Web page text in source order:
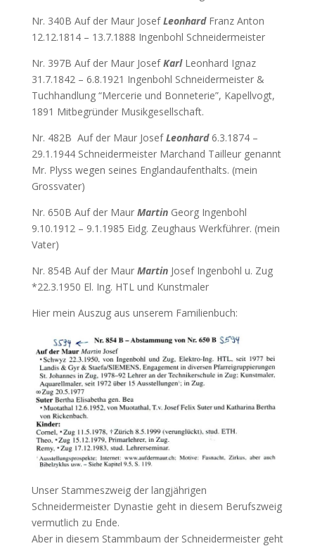
Nr. 340B Auf der Maur JosefLeonhardFranz Anton
12.12.1814 – 13.7.1888 Ingenbohl Schneidermeister
Nr. 397B Auf der Maur JosefKarlLeonhard Ignaz
31.7.1842 – 6.8.1921 Ingenbohl Schneidermeister &
Tuchhandlung “Mercerie und Bonneterie”, Kapellvogt,
1891 Mitbegründer Musikgesellschaft.
Nr. 482B Auf der Maur JosefLeonhard6.3.1874 –
29.1.1944 Schneidermeister Marchand Tailleur genannt
Mr. Plyss wegen seines Englandaufenthalts. (mein
Grossvater)
Nr. 650B Auf der Maur MartinGeorg Ingenbohl
9.10.1912 – 9.1.1985 Eidg. Zeughaus Werkführer. (mein
Vater)
Nr. 854B Auf der Maur MartinJosef Ingenbohl u. Zug
*22.3.1950 El. Ing. HTL und Kunstmaler
Hier mein Auszug aus unserem Familienbuch:
Unser Stammeszweig der langjährigen
Schneidermeister Dynastie geht in diesem Berufszweig
vermutlich zu Ende.
Aber in diesem Stammbaum der Schneidermeister geht